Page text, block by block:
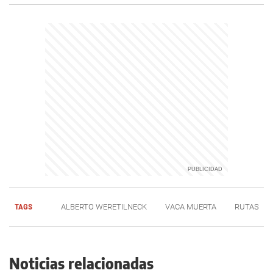
TAGS ALBERTO WERETILNECK VACA MUERTA RUTAS
Noticias relacionadas